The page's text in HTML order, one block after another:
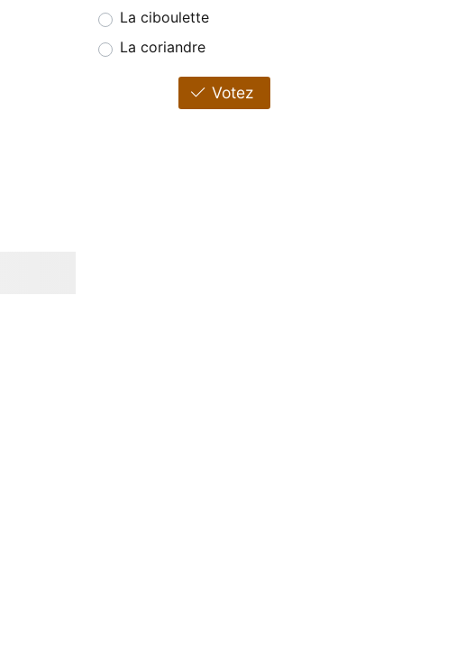
La ciboulette
La coriandre
Votez